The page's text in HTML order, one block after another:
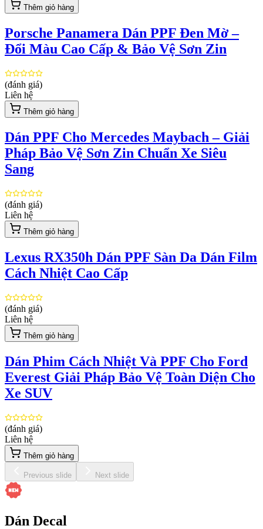
Thêm giỏ hàng
Porsche Panamera Dán PPF Đen Mờ –
Đổi Màu Cao Cấp & Bảo Vệ Sơn Zin
(đánh giá)
Liên hệ
Thêm giỏ hàng
Dán PPF Cho Mercedes Maybach – Giải
Pháp Bảo Vệ Sơn Zin Chuẩn Xe Siêu
Sang
(đánh giá)
Liên hệ
Thêm giỏ hàng
Lexus RX350h Dán PPF Sàn Da Dán Film
Cách Nhiệt Cao Cấp
(đánh giá)
Liên hệ
Thêm giỏ hàng
Dán Phim Cách Nhiệt Và PPF Cho Ford
Everest Giải Pháp Bảo Vệ Toàn Diện Cho
Xe SUV
(đánh giá)
Liên hệ
Thêm giỏ hàng
Previous slide Next slide
Dán Decal